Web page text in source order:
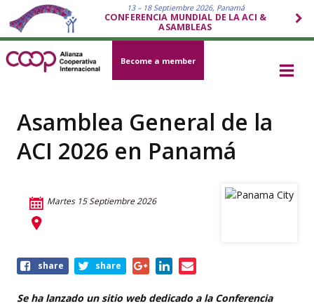
13 – 18 Septiembre 2026, Panamá
CONFERENCIA MUNDIAL DE LA ACI &
ASAMBLEAS
Become a member
Asamblea General de la
ACI 2026 en Panamá
Martes 15 Septiembre 2026
Share
event
share share
Se ha lanzado un sitio web dedicado a la Conferencia